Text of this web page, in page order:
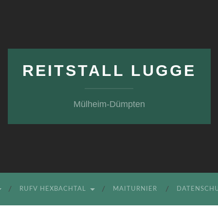
REITSTALL LUGGE
Mülheim-Dümpten
RUFV HEXBACHTAL MAITURNIER